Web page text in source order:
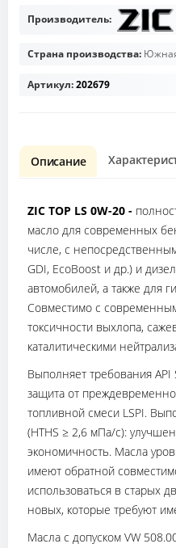
Производитель:
Страна производства:
Артикул:202679
Описание
ZIC TOP LS 0W-20 -
масло для современных
числе, с
GDI, EcoBoost и др.) и
автомобилей, а также для
Совместимо с
токсичности выхлопа,
каталитическими
Выполняет требования
защита от
топливной смеси LSPI.
(HTHS ≥ 2,6 мПа/с):
экономичность. Масла
имеют обратной
использоваться в старых
новых, которые требуют
Масла с допуском VW